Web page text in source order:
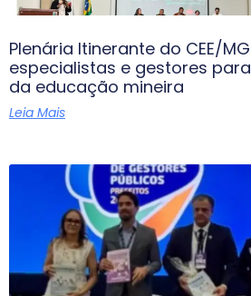
Plenária Itinerante do CEE/
especialistas e gestores
da educação mineira
Leia Mais